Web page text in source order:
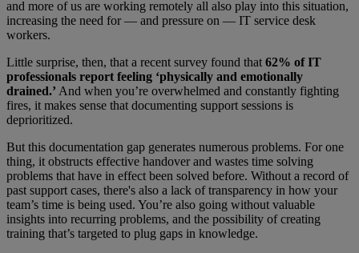
and more of us are working remotely all also play into this situation,
increasing the need for — and pressure on — IT service desk
workers.
Little surprise, then, that a recent survey found that 62% of IT
professionals report feeling ‘physically and emotionally
drained.’ And when you’re overwhelmed and constantly fighting
fires, it makes sense that documenting support sessions is
deprioritized.
But this documentation gap generates numerous problems. For one
thing, it obstructs effective handover and wastes time solving
problems that have in effect been solved before. Without a record of
past support cases, there's also a lack of transparency in how your
team’s time is being used. You’re also going without valuable
insights into recurring problems, and the possibility of creating
training that’s targeted to plug gaps in knowledge.